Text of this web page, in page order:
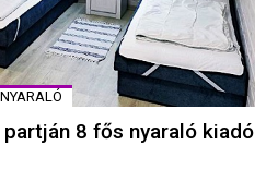
8 fős nyaraló kiadó